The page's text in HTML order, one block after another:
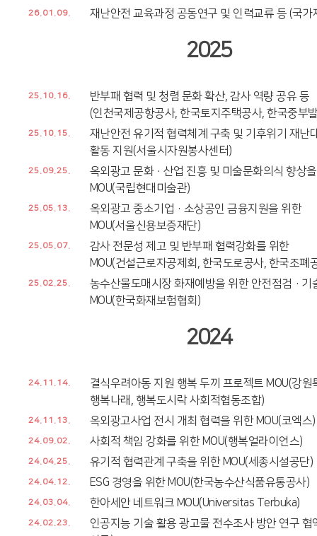
26.01.09. 재난안전 교육과정 공동연구 및 인력교류 등 (국가
2025
25.10.16.
반부패 협력 및 청렴 문화 확산, 감사 역량 공유 등
(인천국제공항공사, 한국토지주택공사, 한국중부
25.10.15.
재난안전 유기적 협력체계 구축 및 기후위기 재난
활동 지원(서울시자원봉사센터)
25.09.25.
옥외광고 문화·산업 진흥 및 미술문화의식 향상
MOU(국립현대미술관)
25.05.13.
옥외광고 중소기업·소상공인 금융지원을 위한
MOU(서울신용보증재단)
25.05.07.
감사 전문성 제고 및 반부패 협력강화를 위한
MOU(건설근로자공제회, 한국도로공사, 한국조폐
25.02.25.
농수산물도매시장 화재예방을 위한 안전점검·기
MOU(한국화재보험협회)
2024
24.11.14.
결식우려아동 지원 행복 두끼 프로젝트 MOU(강원
행복나래, 행복도시락 사회적협동조합)
24.11.13. 옥외광고사업 전시 개최 협력을 위한 MOU(코엑스)
24.09.02. 사회적 책임 강화를 위한 MOU(행복얼라이언스)
24.04.25. 유기적 협력관계 구축을 위한 MOU(세종시설공단)
24.04.12. ESG 경영을 위한 MOU(한국농수산식품유통공사)
24.03.04. 한아세안 네트워크 MOU(Universitas Terbuka)
24.02.23.
인공지능 기술 활용 광고물 전수조사 방안 연구 협